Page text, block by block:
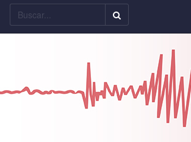
Buscar...